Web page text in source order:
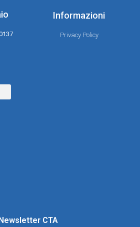
Informazioni
Privacy Policy
CTA